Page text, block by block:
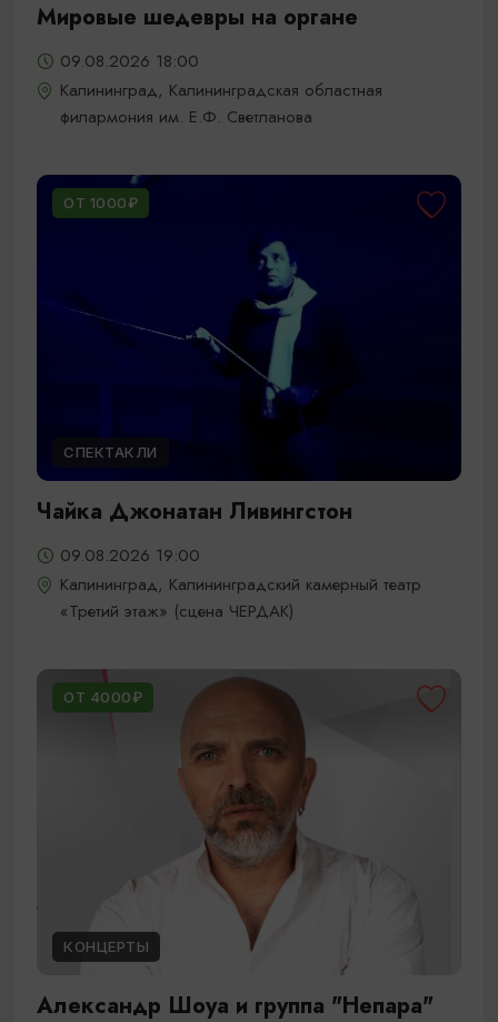
Мировые шедевры на органе
09.08.2026 18:00
Калининград, Калининградская областная
филармония им. Е.Ф. Светланова
ОТ 1000₽
СПЕКТАКЛИ
Чайка Джонатан Ливингстон
09.08.2026 19:00
Калининград, Калининградский камерный театр
«Третий этаж» (сцена ЧЕРДАК)
ОТ 4000₽
КОНЦЕРТЫ
Александр Шоуа и группа "Непара"